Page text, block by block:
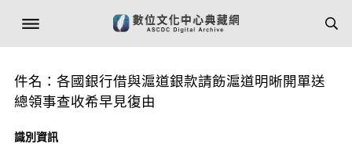
件名：各國銀行借與滬道銀款請飭滬道明晰開單送
總領事查收希早見復由
識別資訊